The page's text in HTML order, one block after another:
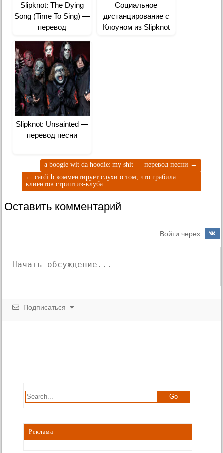
Slipknot: The Dying
Song (Time To Sing) —
перевод
Социальное
дистанцирование с
Клоуном из Slipknot
Slipknot: Unsainted —
перевод песни
a boogie wit da hoodie: my shit — перевод песни →
← cardi b комментирует слухи о том, что грабила
клиентов стриптиз-клуба
Оставить комментарий
Войти через
Подписаться
Реклама